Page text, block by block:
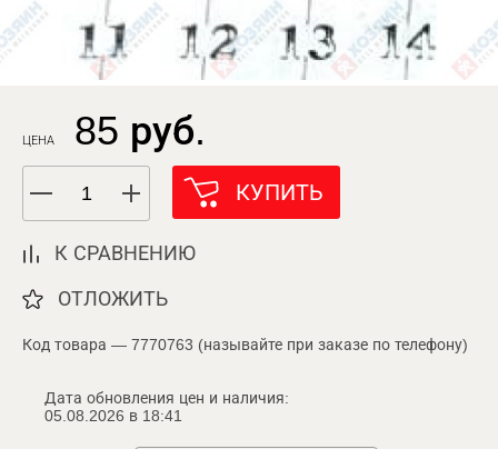
ЦЕНА 85 руб.
КУПИТЬ
К СРАВНЕНИЮ
ОТЛОЖИТЬ
Код товара — 7770763 (называйте при заказе по телефону)
Дата обновления цен и наличия:
05.08.2026 в 18:41